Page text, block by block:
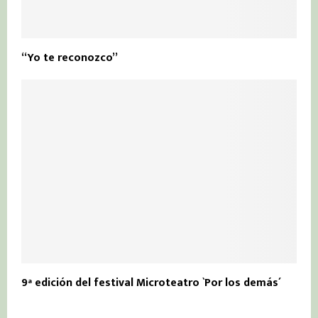
“Yo te reconozco”
9ª edición del festival Microteatro `Por los demás´